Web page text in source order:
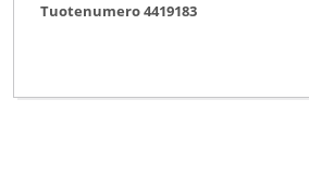
Tuotenumero 4419183